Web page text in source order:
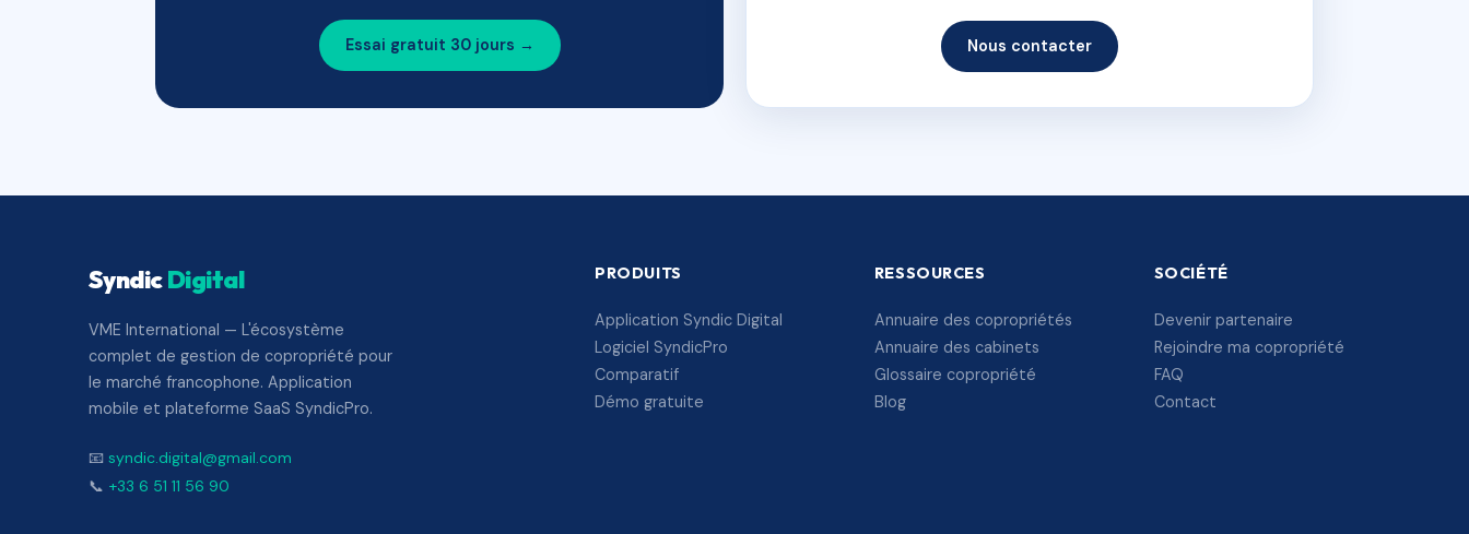
Essai gratuit 30 jours → Nous contacter
SyndicDigital
VME International — L'écosystème
complet de gestion de copropriété pour
le marché francophone. Application
mobile et plateforme SaaS SyndicPro.
📧 syndic.digital@gmail.com
📞 +33 6 51 11 56 90
PRODUITS
Application Syndic Digital
Logiciel SyndicPro
Comparatif
Démo gratuite
RESSOURCES
Annuaire des copropriétés
Annuaire des cabinets
Glossaire copropriété
Blog
SOCIÉTÉ
Devenir partenaire
Rejoindre ma copropriété
FAQ
Contact